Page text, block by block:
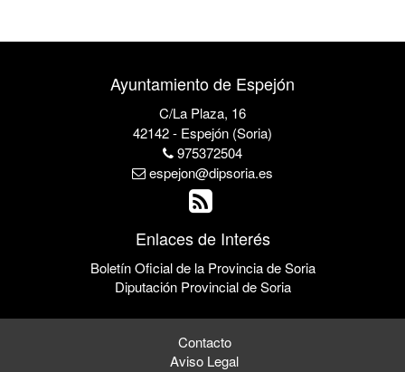
Ayuntamiento de Espejón
C/La Plaza, 16
42142 - Espejón (Soria)
975372504
espejon@dipsoria.es
Enlaces de Interés
Boletín Oficial de la Provincia de Soria
Diputación Provincial de Soria
Contacto
Aviso Legal